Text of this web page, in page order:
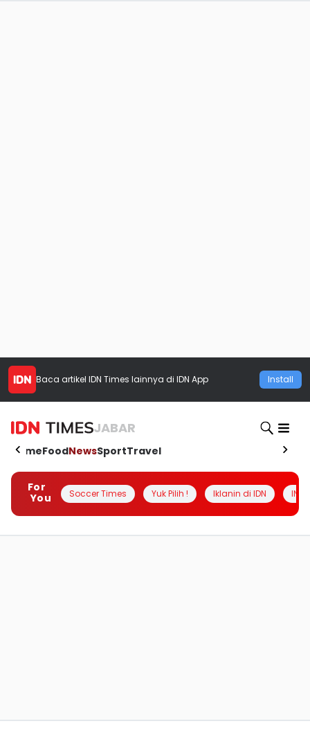
Baca artikel IDN Times lainnya di IDN App Install
JABAR
HomeFoodNewsSportTravel
For
You
Soccer Times Yuk Pilih ! Iklanin di IDN